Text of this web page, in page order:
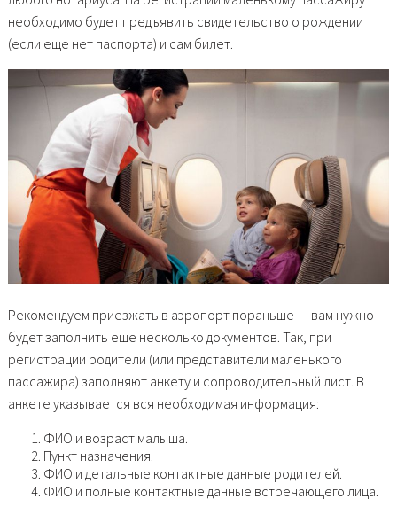
необходимо будет предъявить свидетельство о рождении
(если еще нет паспорта) и сам билет.
Рекомендуем приезжать в аэропорт пораньше — вам нужно
будет заполнить еще несколько документов. Так, при
регистрации родители (или представители маленького
пассажира) заполняют анкету и сопроводительный лист. В
анкете указывается вся необходимая информация:
ФИО и возраст малыша.
Пункт назначения.
ФИО и детальные контактные данные родителей.
ФИО и полные контактные данные встречающего лица.